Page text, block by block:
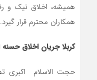
همیشه، اخلاق نیک و
همکاران محترم قرار گیرد.
کربلا جریان اخلاق
حجت الاسلام اکبری